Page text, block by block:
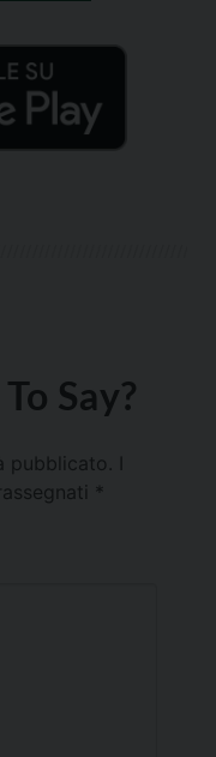
Say?
pubblicato.
*